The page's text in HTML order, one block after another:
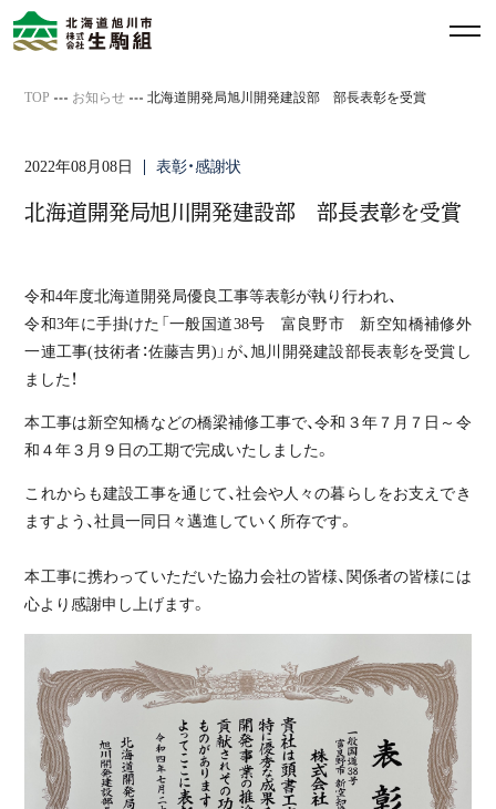
す
TOP お知らせ 北海道開発局旭川開発建設部 部長表彰を受賞
2022年08月08日 表彰・感謝状
北海道開発局旭川開発建設部 部長表彰を受賞
令和4年度北海道開発局優良工事等表彰が執り行われ、
令和3年に手掛けた「一般国道38号 富良野市 新空知橋補修外
一連工事(技術者：佐藤吉男)」が、旭川開発建設部長表彰を受賞し
ました！
本工事は新空知橋などの橋梁補修工事で、令和３年７月７日～令
和４年３月９日の工期で完成いたしました。
これからも建設工事を通じて、社会や人々の暮らしをお支えでき
ますよう、社員一同日々邁進していく所存です。
本工事に携わっていただいた協力会社の皆様、関係者の皆様には
心より感謝申し上げます。